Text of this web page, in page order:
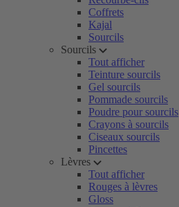
Coffrets
Kajal
Sourcils
Sourcils
Tout afficher
Teinture sourcils
Gel sourcils
Pommade sourcils
Poudre pour sourcils
Crayons à sourcils
Ciseaux sourcils
Pincettes
Lèvres
Tout afficher
Rouges à lèvres
Gloss